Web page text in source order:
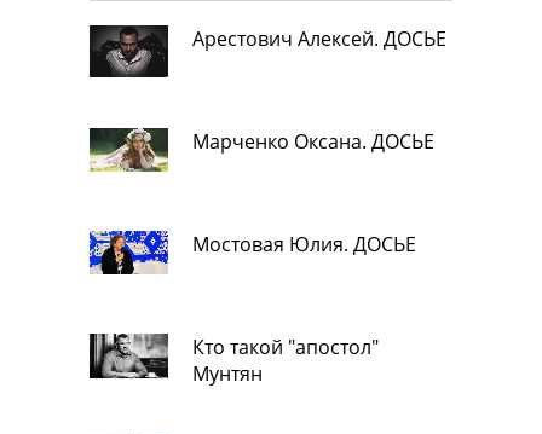
Арестович Алексей. ДОСЬЕ
Марченко Оксана. ДОСЬЕ
Мостовая Юлия. ДОСЬЕ
Кто такой "апостол"
Мунтян